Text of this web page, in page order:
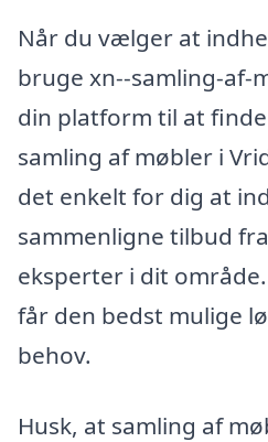
Når du vælger at
bruge xn--samling-af-
din platform til at
samling af møbler i
det enkelt for dig at
sammenligne tilbud
eksperter i dit
får den bedst mulige
behov.
Husk, at samling af